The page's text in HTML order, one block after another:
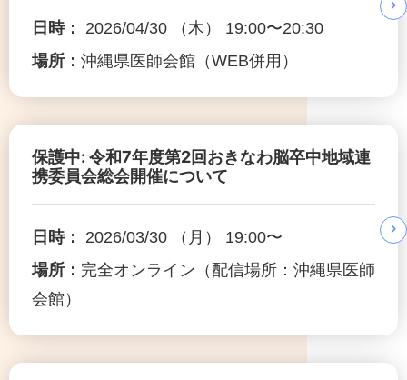
日時：
2026/04/30 （木） 19:00〜20:30
場所： 沖縄県医師会館（WEB併用）
保護中: 令和7年度第2回おきなわ脳卒中地域連
携委員会総会開催について
日時：
2026/03/30 （月） 19:00〜
場所： 完全オンライン（配信場所：沖縄県医師
会館）